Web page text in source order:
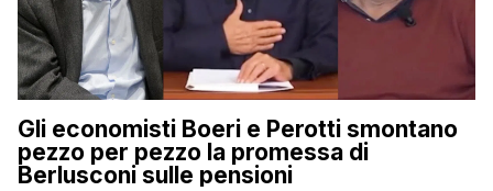
Gli economisti Boeri e Perotti smontano
pezzo per pezzo la promessa di
Berlusconi sulle pensioni